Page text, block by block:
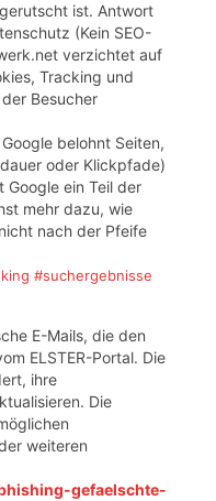
ist. Antwort
(Kein SEO-
verzichtet auf
Tracking und
Besucher
belohnt Seiten,
oder Klickpfade)
Google ein Teil der
mehr dazu, wie
nach der Pfeife
#suchergebnisse
E-Mails, die den
ELSTER-Portal. Die
ihre
Die
weiteren
gefaelschte-